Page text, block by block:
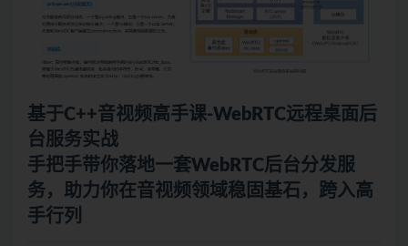
基于C++音视频高手课-WebRTC远程桌面后
台服务实战
手把手带你落地一套WebRTC后台分发服
务，助力你在音视频领域稳固基石，跨入高
手行列